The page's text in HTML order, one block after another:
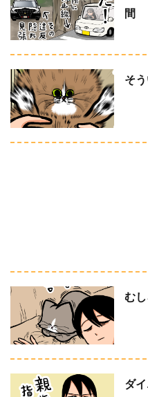
間
そ
む
ダ